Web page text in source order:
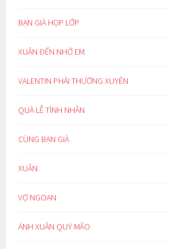
BẠN GIÀ HỌP LỚP
XUÂN ĐẾN NHỚ EM
VALENTIN PHẢI THƯỜNG XUYÊN
QUÀ LỄ TÌNH NHÂN
CÙNG BẠN GIÀ
XUÂN
VỢ NGOAN
ÁNH XUÂN QUÝ MÃO